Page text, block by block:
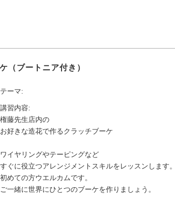
（ブートニア付き）
テーマ:
講習内容:
権藤先生店内の
お好きな造花で作るクラッチブーケ
ワイヤリングやテーピングなど
すぐに役立つアレンジメントスキルをレッスンします。
初めての方ウエルカムです。
ご一緒に世界にひとつのブーケを作りましょう。